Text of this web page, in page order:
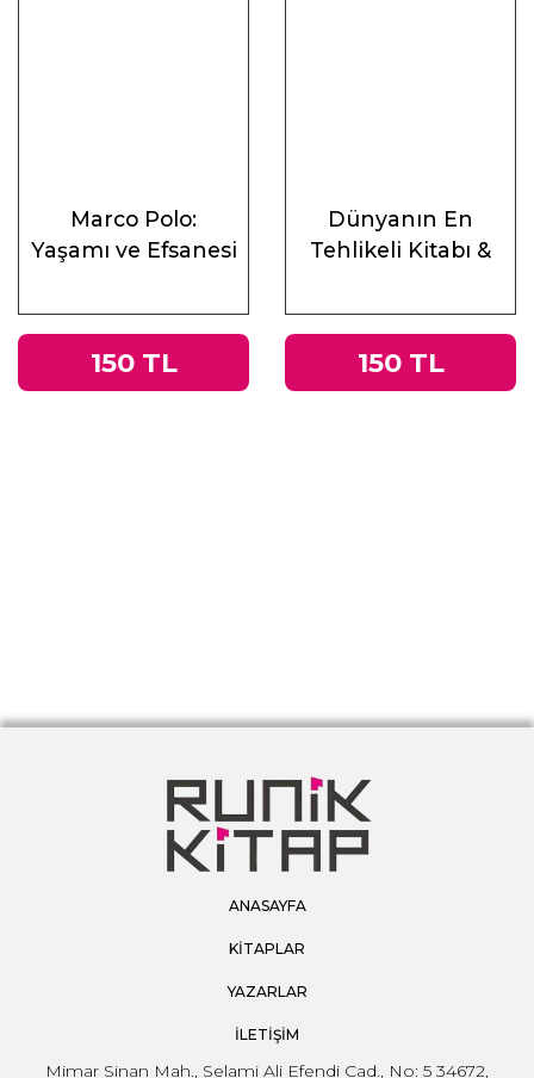
Marco Polo:
Yaşamı ve Efsanesi
150 TL
Dünyanın En
Tehlikeli Kitabı &
İmparatorluğu’ndan
Tacitus’un
150 TL
ANASAYFA
KİTAPLAR
YAZARLAR
İLETİŞİM
Mimar Sinan Mah., Selami Ali Efendi Cad., No: 5 34672,